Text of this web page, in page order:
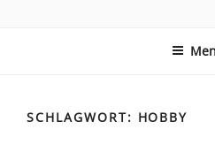
SCHLAGWORT: HOBBY